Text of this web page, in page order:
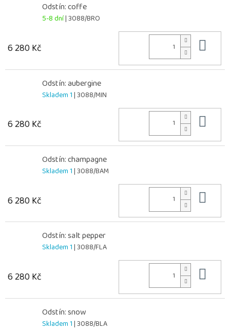
Odstín: coffe
5-8 dní| 3088/BRO
6 280 Kč
Odstín: aubergine
Skladem 1| 3088/MIN
6 280 Kč
Odstín: champagne
Skladem 1| 3088/BAM
6 280 Kč
Odstín: salt pepper
Skladem 1| 3088/FLA
6 280 Kč
Odstín: snow
Skladem 1| 3088/BLA